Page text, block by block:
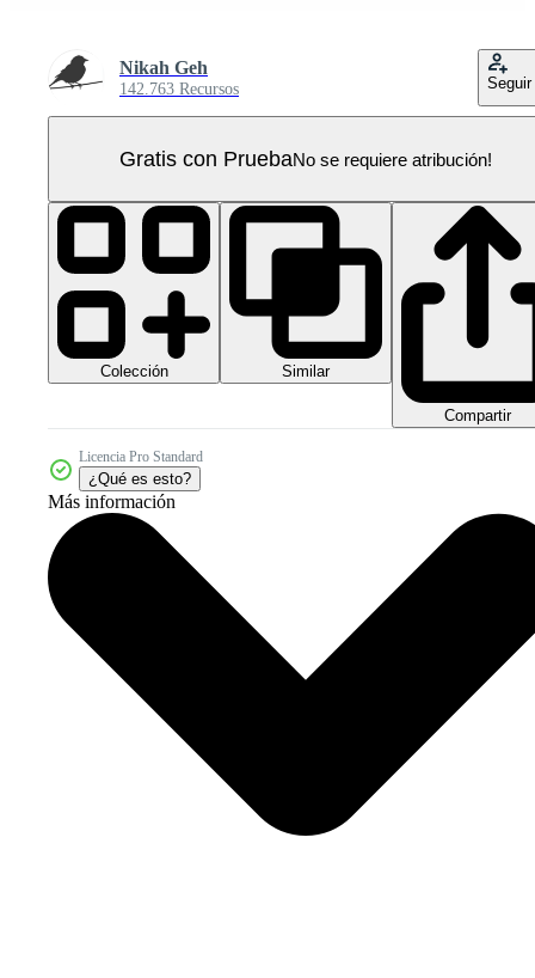
Nikah Geh
142.763 Recursos Seguir
Gratis con PruebaNo se requiere atribución!
Colección Similar
Compartir
Licencia Pro Standard
¿Qué es esto?
Más información